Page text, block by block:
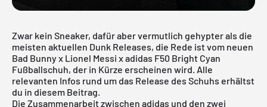
Zwar kein Sneaker, dafür aber vermutlich gehypter als die
meisten aktuellen Dunk Releases, die Rede ist vom neuen
Bad Bunny x Lionel Messi x adidas F50 Bright Cyan
Fußballschuh, der in Kürze erscheinen wird. Alle
relevanten Infos rund um das Release des Schuhs erhältst
du in diesem Beitrag.
Die Zusammenarbeit zwischen adidas und den zwei